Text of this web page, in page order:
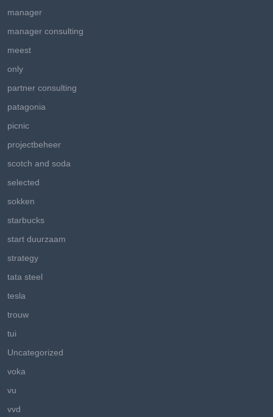
manager
manager consulting
meest
only
partner consulting
patagonia
picnic
projectbeheer
scotch and soda
selected
sokken
starbucks
start duurzaam
strategy
tata steel
tesla
trouw
tui
Uncategorized
voka
vu
vvd